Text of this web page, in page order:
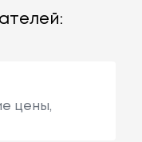
цены,